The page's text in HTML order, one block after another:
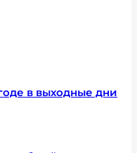
в выходные дни